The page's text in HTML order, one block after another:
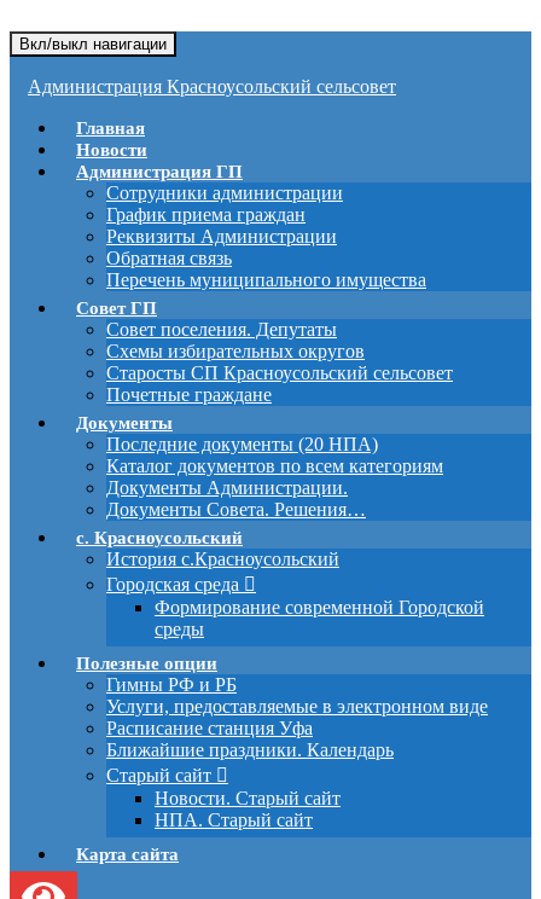
Вкл/выкл навигации
Администрация Красноусольский сельсовет
Главная
Новости
Администрация ГП
Сотрудники администрации
График приема граждан
Реквизиты Администрации
Обратная связь
Перечень муниципального имущества
Совет ГП
Совет поселения. Депутаты
Схемы избирательных округов
Старосты СП Красноусольский сельсовет
Почетные граждане
Документы
Последние документы (20 НПА)
Каталог документов по всем категориям
Документы Администрации.
Документы Совета. Решения…
с. Красноусольский
История с.Красноусольский
Городская среда
Формирование современной Городской
среды
Полезные опции
Гимны РФ и РБ
Услуги, предоставляемые в электронном виде
Расписание станция Уфа
Ближайшие праздники. Календарь
Старый сайт
Новости. Старый сайт
НПА. Старый сайт
Карта сайта